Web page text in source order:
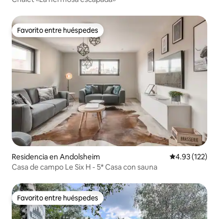
Favorito entre huéspedes
Favorito entre huéspedes
Residencia en Andolsheim Calificación
4.93 (122)
Casa de campo Le Six H - 5* Casa con sauna
Favorito entre huéspedes
Favorito entre huéspedes